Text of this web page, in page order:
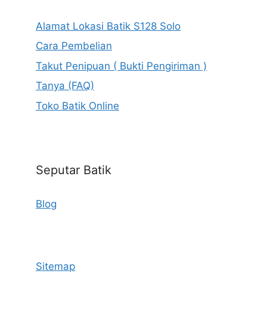
Alamat Lokasi Batik S128 Solo
Cara Pembelian
Takut Penipuan ( Bukti Pengiriman )
Tanya (FAQ)
Toko Batik Online
Seputar Batik
Blog
Sitemap